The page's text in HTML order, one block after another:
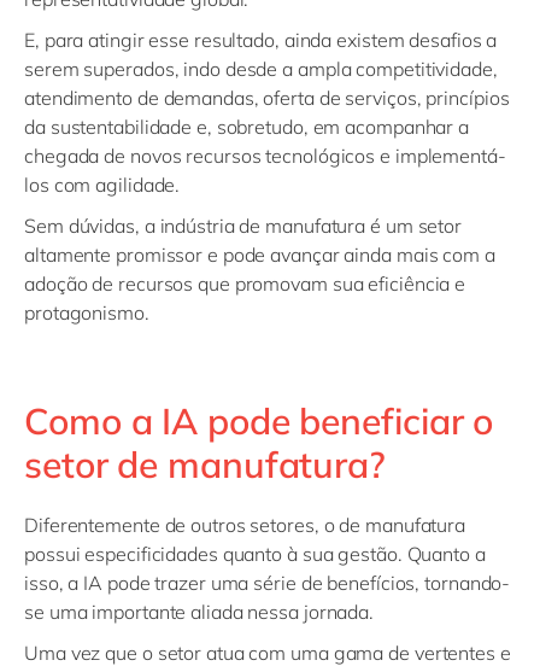
E, para atingir esse resultado, ainda existem desafios a
serem superados, indo desde a ampla competitividade,
atendimento de demandas, oferta de serviços, princípios
da sustentabilidade e, sobretudo, em acompanhar a
chegada de novos recursos tecnológicos e implementá-
los com agilidade.
Sem dúvidas, a indústria de manufatura é um setor
altamente promissor e pode avançar ainda mais com a
adoção de recursos que promovam sua eficiência e
protagonismo.
Como a IA pode beneficiar o
setor de manufatura?
Diferentemente de outros setores, o de manufatura
possui especificidades quanto à sua gestão. Quanto a
isso, a IA pode trazer uma série de benefícios, tornando-
se uma importante aliada nessa jornada.
Uma vez que o setor atua com uma gama de vertentes e